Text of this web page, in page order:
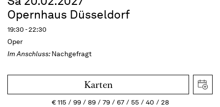
Opernhaus Düsseldorf
19:30 - 22:30
Oper
Im Anschluss:Nachgefragt
Karten
€115 99 89 79 67 55 40
28